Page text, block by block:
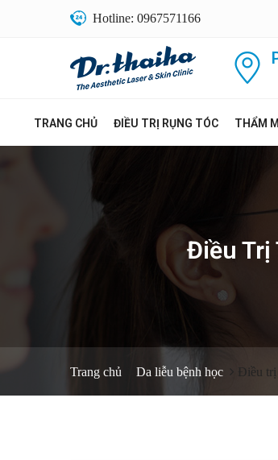
Hotline: 0967571166
TRANG CHỦ ĐIỀU TRỊ RỤNG TÓC THẨM
Điều Trị
Trang chủ Da liễu bệnh học Điều